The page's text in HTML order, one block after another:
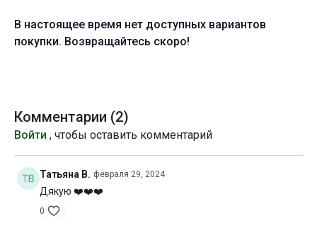
плечевого пояса для здоровой осанки и более глубокой
работы в асанах.
осторожны, выполняя вытяжение плеч в положении лежа:
толкайтесь ладонями от пола так, чтобы создавать
сопротивление основному усилию и контролировать тем
самым движение в суставе мышцами.
Желаю всем продуктивной практики!
Уровень подготовки:
В настоящее время нет доступных вариантов
покупки. Возвращайтесь скоро!
Комментарии (2)
Войти , чтобы оставить комментарий
Татьяна В. февраля 29, 2024
Дякую ❤️❤️❤️
0